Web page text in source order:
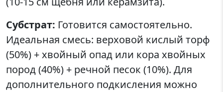
Субстрат: Готовится самостоятельно.
Идеальная смесь: верховой кислый торф
(50%) + хвойный опад или кора хвойных
пород (40%) + речной песок (10%). Для
дополнительного подкисления можно